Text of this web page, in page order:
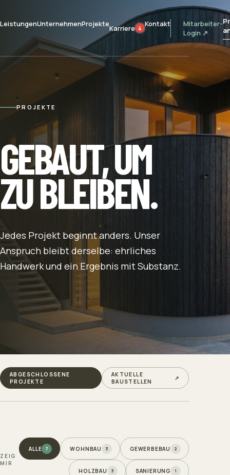
LeistungenUnternehmenProjekteKarriere 4 Kontakt
Mitarbeiter-
Login ↗
PROJEKTE
GEBAUT, UM
ZU BLEIBEN.
Jedes Projekt beginnt anders. Unser
Anspruch bleibt derselbe: ehrliches
Handwerk und ein Ergebnis mit Substanz.
ABGESCHLOSSENE
PROJEKTE
AKTUELLE
BAUSTELLEN
↗
ZEIG
MIR
ALLE 7 WOHNBAU 3 GEWERBEBAU 2
HOLZBAU 3 SANIERUNG 1